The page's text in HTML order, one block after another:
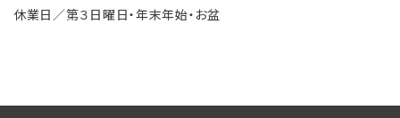
休業日／第３日曜日・年末年始・お盆